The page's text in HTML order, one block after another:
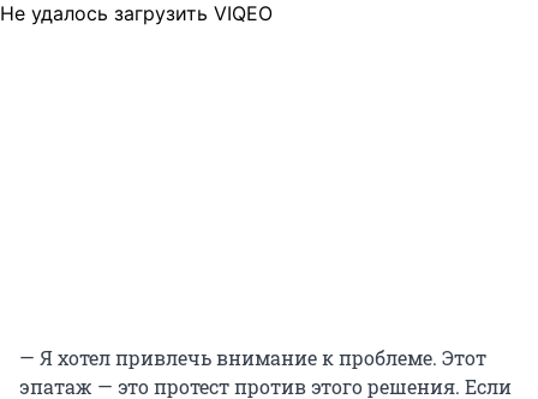
Не удалось загрузить VIQEO
— Я хотел привлечь внимание к проблеме. Этот
эпатаж — это протест против этого решения. Если